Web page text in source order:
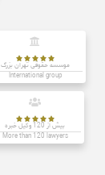





موسسه حقوقی تهران بزرگ
International group





بیش از 120 وکیل خبره
More than 120 lawyers